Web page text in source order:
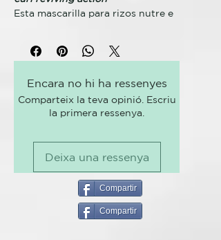
Esta mascarilla para rizos nutre e
flexible. Facilita el peinado
previniendo el daño causado por
el peinado. Deja el cabello
manejable y define los rizos.
BENEFICIOS CLAVE
Nutre el cabello sin apelmazarlo,
aportando brillo, suavidad y
elasticidad. Revitaliza los rizos y
su fórmula no contiene aceites
Encara no hi ha ressenyes
Comparteix la teva opinió. Escriu
la primera ressenya.
Deixa una ressenya
Compartir
Compartir